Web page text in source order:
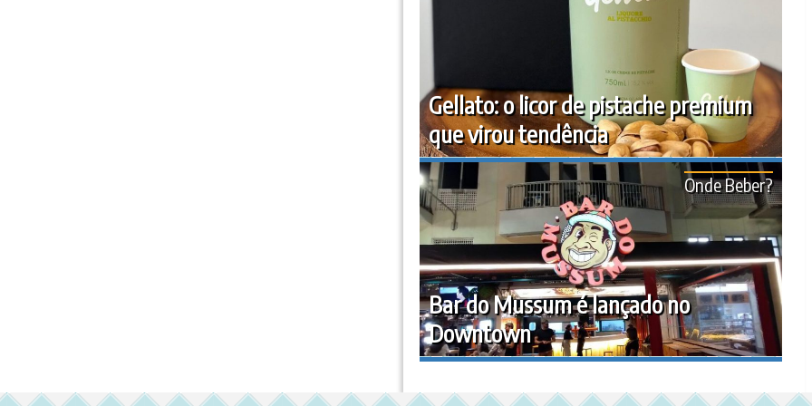
Gellato: o licor de pistache premium
que virou tendência
Bar do Mussum é lançado no
Downtown
Onde Beber?